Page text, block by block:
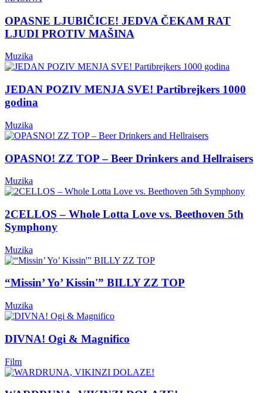
OPASNE LJUBIČICE! JEDVA ČEKAM RAT
LJUDI PROTIV MAŠINA
Muzika
JEDAN POZIV MENJA SVE! Partibrejkers 1000
godina
Muzika
OPASNO! ZZ TOP – Beer Drinkers and Hellraisers
Muzika
2CELLOS – Whole Lotta Love vs. Beethoven 5th
Symphony
Muzika
“Missin’ Yo’ Kissin'” BILLY ZZ TOP
Muzika
DIVNA! Ogi & Magnifico
Film